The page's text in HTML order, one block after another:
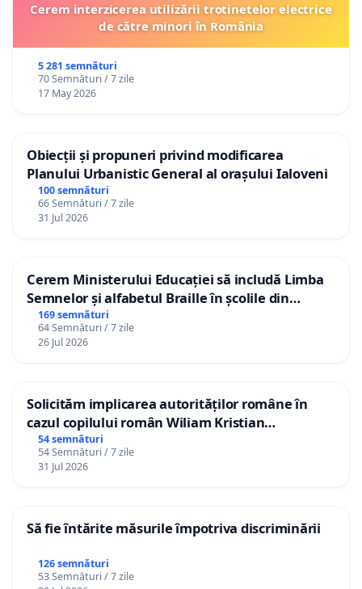
Cerem interzicerea utilizării trotinetelor electrice
de către minori în România
5 281 semnături
70 Semnături / 7 zile
17 May 2026
Obiecții și propuneri privind modificarea
Planului Urbanistic General al orașului Ialoveni
100 semnături
66 Semnături / 7 zile
31 Jul 2026
Cerem Ministerului Educației să includă Limba
Semnelor și alfabetul Braille în școlile din
Republica Moldova!
169 semnături
64 Semnături / 7 zile
26 Jul 2026
Solicităm implicarea autorităților române în
cazul copilului român Wiliam Kristian
Gheorghe, aflat în plasament în Danemarca de
12 ani
54 semnături
54 Semnături / 7 zile
31 Jul 2026
Să fie întărite măsurile împotriva discriminării
126 semnături
53 Semnături / 7 zile